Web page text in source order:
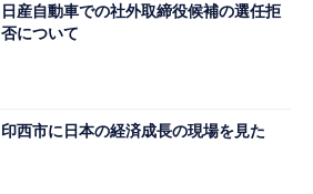
日産自動車での社外取締役候補の選任拒
否について
印西市に日本の経済成長の現場を見た